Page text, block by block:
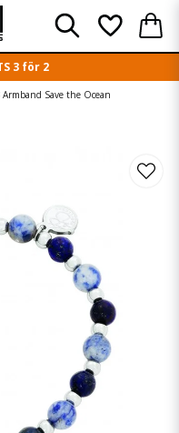
3 för 2
Armband Save the Ocean